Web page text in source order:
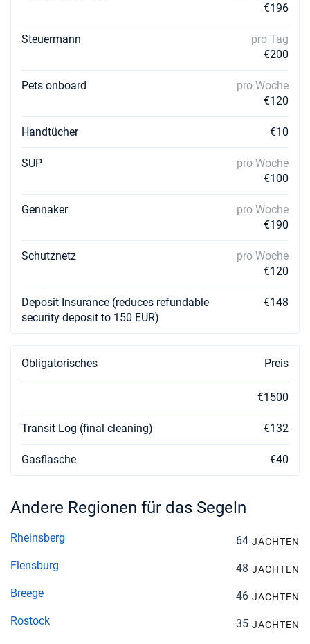
€196
Steuermann
pro Tag
€200
Pets onboard
pro Woche
€120
Handtücher €10
SUP
pro Woche
€100
Gennaker
pro Woche
€190
Schutznetz
pro Woche
€120
Deposit Insurance (reduces refundable
security deposit to 150 EUR)
€148
Obligatorisches Preis
€1500
Transit Log (final cleaning) €132
Gasflasche €40
Andere Regionen für das Segeln
Rheinsberg 64 JACHTEN
Flensburg 48 JACHTEN
Breege 46 JACHTEN
Rostock 35 JACHTEN